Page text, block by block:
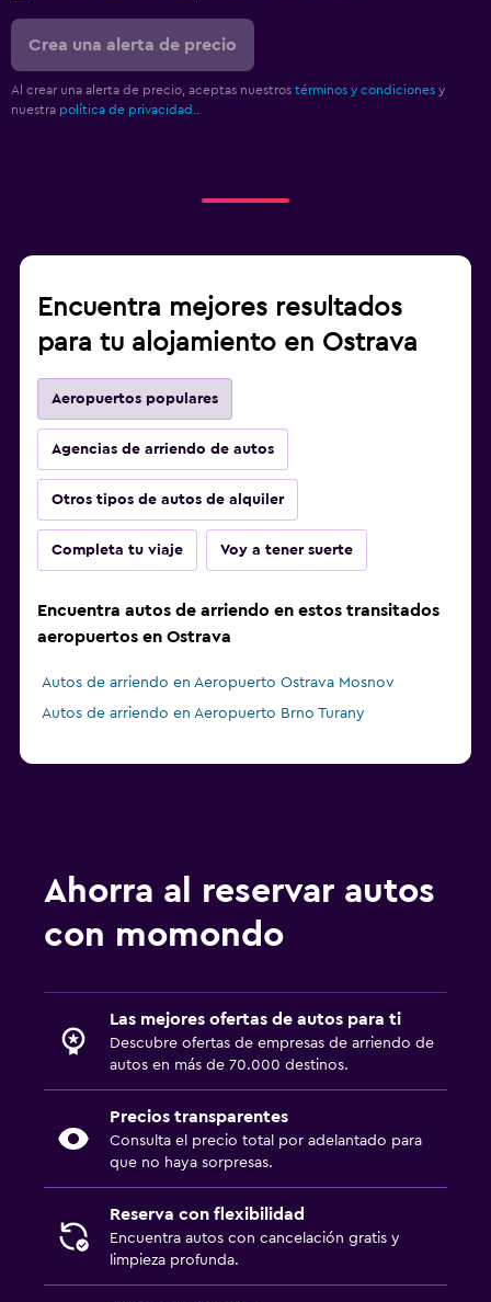
Crea una alerta de precio
Al crear una alerta de precio, aceptas nuestros términos y condiciones y
nuestra política de privacidad.
Encuentra mejores resultados
para tu alojamiento en Ostrava
Aeropuertos populares
Agencias de arriendo de autos
Otros tipos de autos de alquiler
Completa tu viaje Voy a tener suerte
Encuentra autos de arriendo en estos transitados
aeropuertos en Ostrava
Autos de arriendo en Aeropuerto Ostrava Mosnov
Autos de arriendo en Aeropuerto Brno Turany
Ahorra al reservar autos
con momondo
Las mejores ofertas de autos para ti
Descubre ofertas de empresas de arriendo de
autos en más de 70.000 destinos.
Precios transparentes
Consulta el precio total por adelantado para
que no haya sorpresas.
Reserva con flexibilidad
Encuentra autos con cancelación gratis y
limpieza profunda.